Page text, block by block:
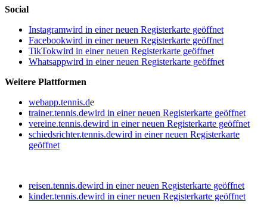
Social
Instagramwird in einer neuen Registerkarte geöffnet
Facebookwird in einer neuen Registerkarte geöffnet
TikTokwird in einer neuen Registerkarte geöffnet
Whatsappwird in einer neuen Registerkarte geöffnet
Weitere Plattformen
webapp.tennis.de
trainer.tennis.dewird in einer neuen Registerkarte geöffnet
vereine.tennis.dewird in einer neuen Registerkarte geöffnet
schiedsrichter.tennis.dewird in einer neuen Registerkarte
geöffnet
reisen.tennis.dewird in einer neuen Registerkarte geöffnet
kinder.tennis.dewird in einer neuen Registerkarte geöffnet